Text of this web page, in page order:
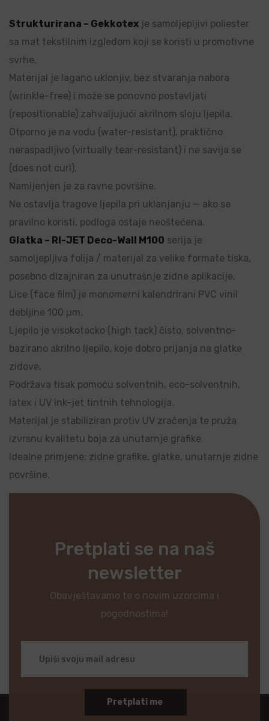
Strukturirana – Gekkotex je samoljepljivi poliester
sa mat tekstilnim izgledom koji se koristi u promotivne
svrhe.
Materijal je lagano uklonjiv, bez stvaranja nabora
(wrinkle-free) i može se ponovno postavljati
(repositionable) zahvaljujući akrilnom sloju ljepila.
Otporno je na vodu (water-resistant), praktično
neraspadljivo (virtually tear-resistant) i ne savija se
(does not curl).
Namijenjen je za ravne površine.
Ne ostavlja tragove ljepila pri uklanjanju — ako se
pravilno koristi, podloga ostaje neoštećena.
Glatka – RI-JET Deco-Wall M100 serija je
samoljepljiva folija / materijal za velike formate tiska,
posebno dizajniran za unutrašnje zidne aplikacije.
Lice (face film) je monomerni kalendrirani PVC vinil
debljine 100 µm.
Ljepilo je visokotacko (high tack) čisto, solventno-
bazirano akrilno ljepilo, koje dobro prijanja na glatke
zidove.
Podržava tisak pomoću solventnih, eco-solventnih,
latex i UV ink-jet tintnih tehnologija.
Materijal je stabiliziran protiv UV zračenja te pruža
izvrsnu kvalitetu boja za unutarnje grafike.
Idealne primjene: zidne grafike, glatke, unutarnje zidne
površine.
Pretplati se na naš
newsletter
Obavještavamo te o novim uzorcima i
pogodnostima!
Pretplati me